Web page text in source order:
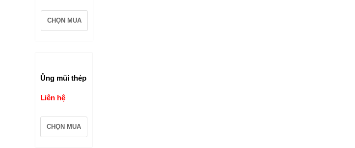
CHỌN MUA
Ủng mũi thép
Liên hệ
CHỌN MUA